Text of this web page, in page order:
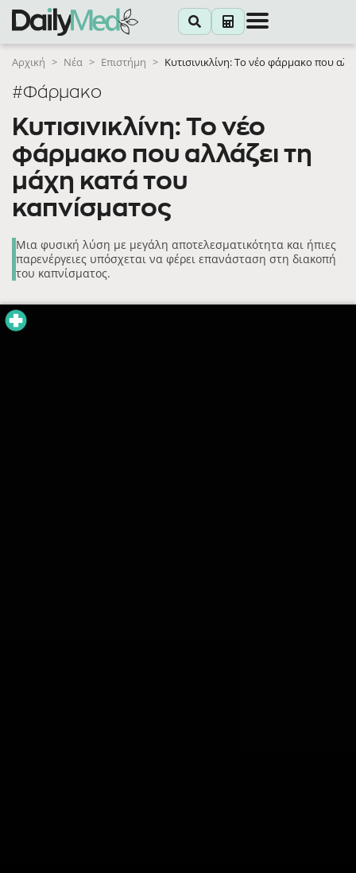
Αρχική > Νέα > Επιστήμη > Κυτισινικλίνη: Το νέο φάρμακο που
#Φάρμακο
Κυτισινικλίνη: Το νέο
φάρμακο που αλλάζει τη
μάχη κατά του
καπνίσματος
Μια φυσική λύση με μεγάλη αποτελεσματικότητα και ήπιες
παρενέργειες υπόσχεται να φέρει επανάσταση στη διακοπή
του καπνίσματος.